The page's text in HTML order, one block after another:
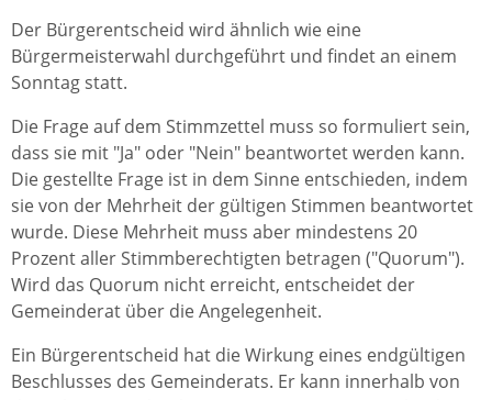
Der Bürgerentscheid wird ähnlich wie eine
Bürgermeisterwahl durchgeführt und findet an einem
Sonntag statt.
Die Frage auf dem Stimmzettel muss so formuliert sein,
dass sie mit "Ja" oder "Nein" beantwortet werden kann.
Die gestellte Frage ist in dem Sinne entschieden, indem
sie von der Mehrheit der gültigen Stimmen beantwortet
wurde. Diese Mehrheit muss aber mindestens 20
Prozent aller Stimmberechtigten betragen ("Quorum").
Wird das Quorum nicht erreicht, entscheidet der
Gemeinderat über die Angelegenheit.
Ein Bürgerentscheid hat die Wirkung eines endgültigen
Beschlusses des Gemeinderats. Er kann innerhalb von